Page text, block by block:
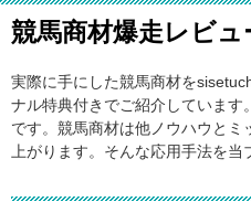
競馬商材爆走レビ
実際に手にした競馬商材を
ナル特典付きでご紹介していま
です。競馬商材は他ノウハウと
上がります。そんな応用手法を当